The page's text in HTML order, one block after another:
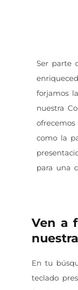
Ser parte
forjamos
nuestra
ofrecemos
como la
para una
Ven a
En tu
teclado